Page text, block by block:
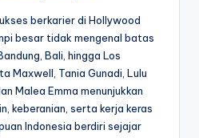
berkarier di Hollywood
besar tidak mengenal batas
Bali, hingga Los
Maxwell, Tania Gunadi, Lulu
Malea Emma menunjukkan
keberanian, serta kerja keras
Indonesia berdiri sejajar